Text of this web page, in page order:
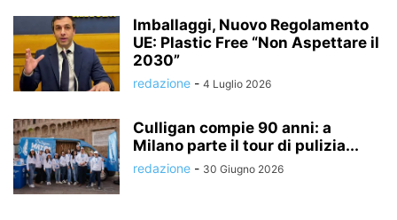
Imballaggi, Nuovo Regolamento
UE: Plastic Free “Non Aspettare il
2030”
redazione - 4 Luglio 2026
Culligan compie 90 anni: a
Milano parte il tour di pulizia...
redazione - 30 Giugno 2026